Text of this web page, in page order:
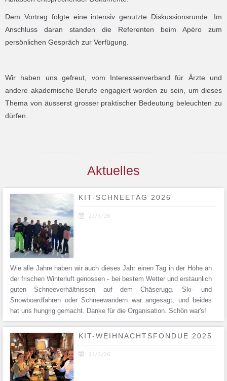
Dem Vortrag folgte eine intensiv genutzte Diskussionsrunde. Im
Anschluss daran standen die Referenten beim Apéro zum
persönlichen Gespräch zur Verfügung.
Wir haben uns gefreut, vom Interessenverband für Ärzte und
andere akademische Berufe engagiert worden zu sein, um dieses
Thema von äusserst grosser praktischer Bedeutung beleuchten zu
dürfen.
Aktuelles
KIT-SCHNEETAG 2026
 23/3/26
Wie alle Jahre haben wir auch dieses Jahr einen Tag in der Höhe an
der frischen Winterluft genossen - bei bestem Wetter und erstaunlich
guten Schneeverhältnissen auf dem Chäserugg. Ski- und
Snowboardfahren oder Schneewandern war angesagt, und beides
hat uns hungrig gemacht. Danke für die Organisation. Schön war's!
KIT-WEIHNACHTSFONDUE 2025
 23/3/26